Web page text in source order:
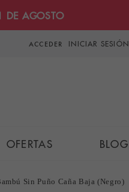
DE AGOSTO
ACCEDER INICIAR SESIÓN
OFERTAS BLOG
Sin Puño Caña Baja (Negro)